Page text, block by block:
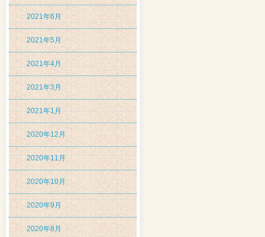
2021年6月
2021年5月
2021年4月
2021年3月
2021年1月
2020年12月
2020年11月
2020年10月
2020年9月
2020年8月